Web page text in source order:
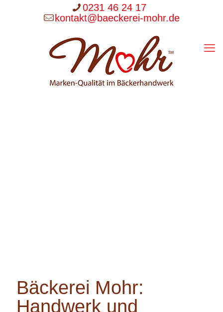
0231 46 24 17
kontakt@baeckerei-mohr.de
Bäckerei Mohr:
Handwerk und